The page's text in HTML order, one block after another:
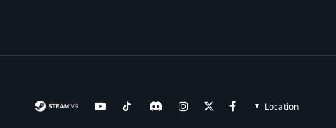
Location